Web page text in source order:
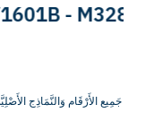
-
جَمِيع الأَرْقَام وَالنَّمَاذِج